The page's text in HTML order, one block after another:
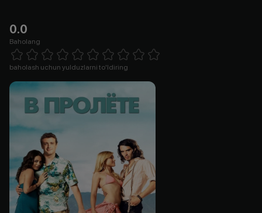
0.0
Baholang
1 Star 2 Stars 3 Stars 4 Stars5 Stars 6 Stars7 Stars8 Stars
baholash uchun yulduzlarni to'ldiring